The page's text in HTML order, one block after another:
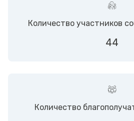
Количество участников
44
Количество